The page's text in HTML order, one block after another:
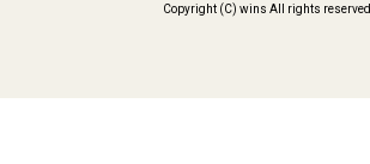
Copyright (C) wins All rights reserved.